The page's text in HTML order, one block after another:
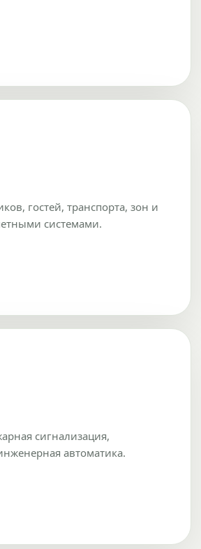
гостей, транспорта, зон и
системами.
сигнализация,
автоматика.